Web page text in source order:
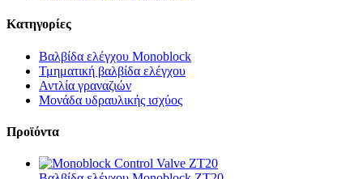
Κατηγορίες
Βαλβίδα ελέγχου Monoblock
Τμηματική βαλβίδα ελέγχου
Αντλία γραναζιών
Μονάδα υδραυλικής ισχύος
Προϊόντα